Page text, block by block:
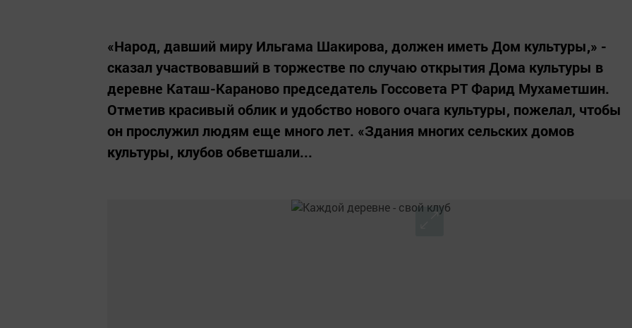
«Народ, давший миру Ильгама Шакирова, должен иметь Дом культуры,» -
сказал участвовавший в торжестве по случаю открытия Дома культуры в
деревне Каташ-Караново председатель Госсовета РТ Фарид Мухаметшин.
Отметив красивый облик и удобство нового очага культуры, пожелал, чтобы
он прослужил людям еще много лет. «Здания многих сельских домов
культуры, клубов обветшали...